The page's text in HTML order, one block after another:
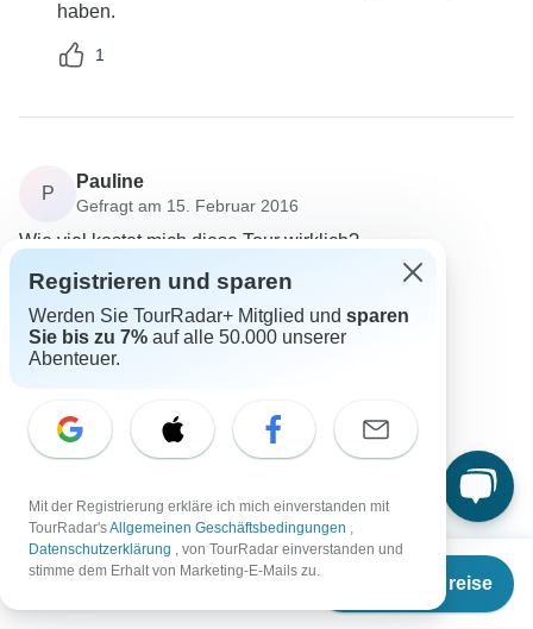
Ab€2.827
Termine & Preise
haben.
1
P
Pauline
Gefragt am 15. Februar 2016
Wie viel kostet mich diese Tour wirklich?
Preis / Verfügbarkeit
Absolute Africa
Reiseveranstalter•Geschrieben am Februar 2016
Bei Überlandreisen sind folgende Kosten zu
Safari-Preis & Lokale Zahlung,
Persönliches Ausgabengeld,
Visa.
Wir sind immer sehr transparent darüber, was eine
Registrieren und sparen
Werden Sie TourRadar+ Mitglied und sparen
Sie bis zu 7% auf alle 50.000 unserer
Abenteuer.
Mit der Registrierung erkläre ich mich einverstanden mit
TourRadar'sAllgemeinen Geschäftsbedingungen ,
Datenschutzerklärung , von TourRadar einverstanden und
stimme dem Erhalt von Marketing-E-Mails zu.